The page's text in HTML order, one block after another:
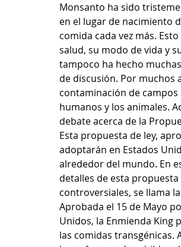
Monsanto ha sido
en el lugar de nacimiento
comida cada vez más.
salud, su modo de vida y
tampoco ha hecho
de discusión. Por muchos
contaminación de
humanos y los animales.
debate acerca de la
Esta propuesta de ley,
adoptarán en Estados
alrededor del mundo. En
detalles de esta
controversiales, se llama
Aprobada el 15 de Mayo
Unidos, la Enmienda King
las comidas transgénicas.